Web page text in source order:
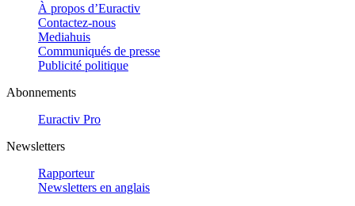
À propos d’Euractiv
Contactez-nous
Mediahuis
Communiqués de presse
Publicité politique
Abonnements
Euractiv Pro
Newsletters
Rapporteur
Newsletters en anglais